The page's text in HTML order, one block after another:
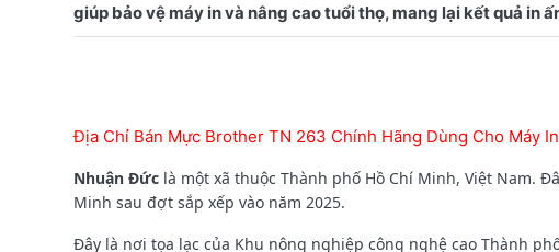
Địa Chỉ Bán Mực Brother TN 263 Chính Hãng Dùng Cho Máy
Nhuận Đức là một xã thuộc Thành phố Hồ Chí Minh, Việt Nam.
Minh sau đợt sắp xếp vào năm 2025.
Đây là nơi tọa lạc của Khu nông nghiệp công nghệ cao Thành